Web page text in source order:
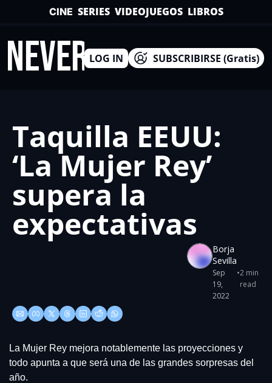
CINE SERIES VIDEOJUEGOS LIBROS
LOG IN SUBSCRIBIRSE (Gratis)
Taquilla EEUU:
‘La Mujer Rey’
supera la
expectativas
Borja
Sevilla
Sep
19,
2022
•2 min
read
La Mujer Rey mejora notablemente las proyecciones y
todo apunta a que será una de las grandes sorpresas del
año.